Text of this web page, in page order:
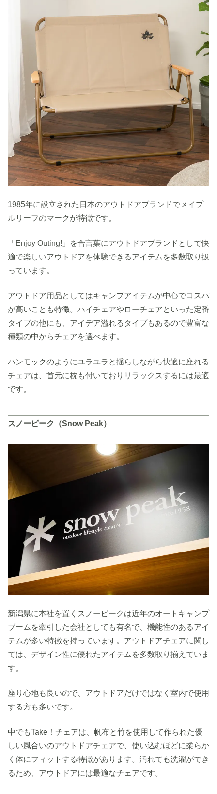
1985年に設立された日本のアウトドアブランドでメイプ
ルリーフのマークが特徴です。
「Enjoy Outing!」を合言葉にアウトドアブランドとして快
適で楽しいアウトドアを体験できるアイテムを多数取り扱
っています。
アウトドア用品としてはキャンプアイテムが中心でコスパ
が高いことも特徴。ハイチェアやローチェアといった定番
タイプの他にも、アイデア溢れるタイプもあるので豊富な
種類の中からチェアを選べます。
ハンモックのようにユラユラと揺らしながら快適に座れる
チェアは、首元に枕も付いておりリラックスするには最適
です。
スノーピーク（Snow Peak）
新潟県に本社を置くスノーピークは近年のオートキャンプ
ブームを牽引した会社としても有名で、機能性のあるアイ
テムが多い特徴を持っています。アウトドアチェアに関し
ては、デザイン性に優れたアイテムを多数取り揃えていま
す。
座り心地も良いので、アウトドアだけではなく室内で使用
する方も多いです。
中でもTake！チェアは、帆布と竹を使用して作られた優
しい風合いのアウトドアチェアで、使い込むほどに柔らか
く体にフィットする特徴があります。汚れても洗濯ができ
るため、アウトドアには最適なチェアです。